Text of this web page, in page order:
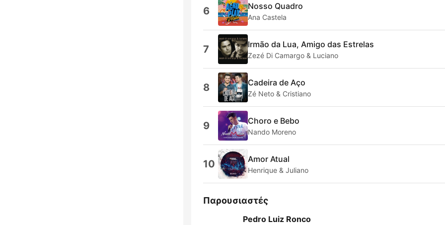
6 Nosso Quadro
Ana Castela
7 Irmão da Lua, Amigo das Estrelas
Zezé Di Camargo & Luciano
8 Cadeira de Aço
Zé Neto & Cristiano
9 Choro e Bebo
Nando Moreno
10 Amor Atual
Henrique & Juliano
Παρουσιαστές
Pedro Luiz Ronco